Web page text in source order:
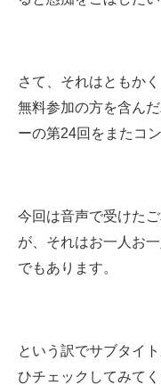
さて、それはともか
無料参加の方を含ん
ーの第24回をまたコ
今回は音声で受けた
が、それはお一人お
でもあります。
という訳でサブタイ
ひチェックしてみてく